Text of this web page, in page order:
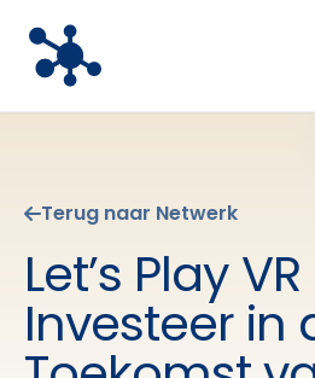
Terug naar Netwerk
Let’s Play
Investeer in